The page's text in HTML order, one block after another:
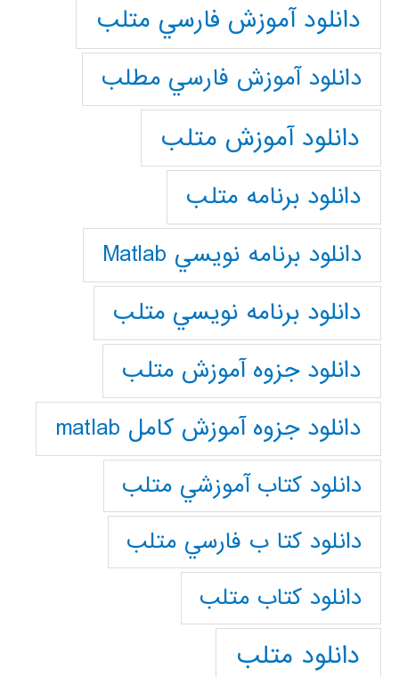
دانلود آموزش فارسي متلب
دانلود آموزش فارسي مطلب
دانلود آموزش متلب
دانلود برنامه متلب
دانلود برنامه نويسي Matlab
دانلود برنامه نويسي متلب
دانلود جزوه آموزش متلب
دانلود جزوه آموزش کامل matlab
دانلود كتاب آموزشي متلب
دانلود كتا ب فارسي متلب
دانلود كتاب متلب
دانلود متلب